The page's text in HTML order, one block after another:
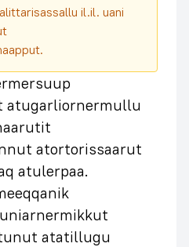
il.il. uani
atugarliornermullu
atortorissaarut
atulerpaa.
atatillugu